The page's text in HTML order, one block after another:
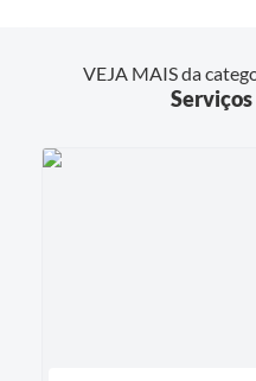
VEJA MAIS da